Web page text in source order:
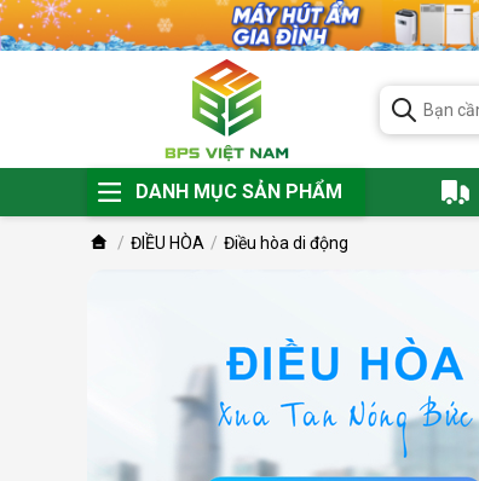
DANH MỤC SẢN PHẨM
ĐIỀU HÒA Điều hòa di động